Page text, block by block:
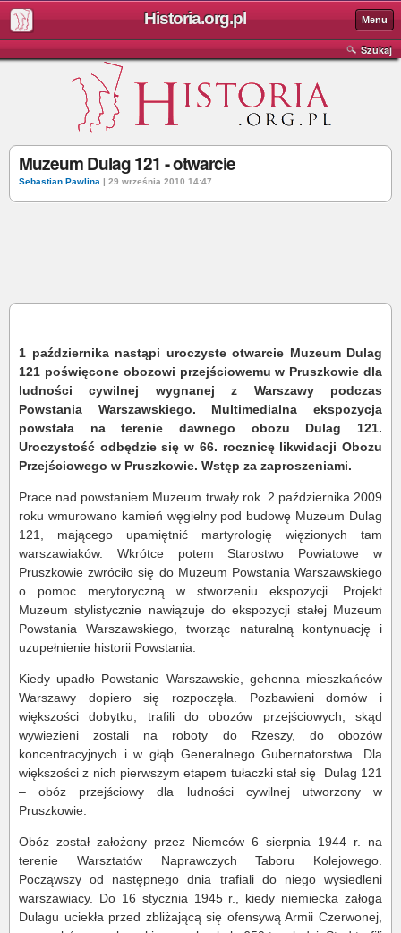
Historia.org.pl Menu
Szukaj
Muzeum Dulag 121 - otwarcie
Sebastian Pawlina | 29 września 2010 14:47
1 października nastąpi uroczyste otwarcie Muzeum Dulag
121 poświęcone obozowi przejściowemu w Pruszkowie dla
ludności cywilnej wygnanej z Warszawy podczas
Powstania Warszawskiego. Multimedialna ekspozycja
powstała na terenie dawnego obozu Dulag 121.
Uroczystość odbędzie się w 66. rocznicę likwidacji Obozu
Przejściowego w Pruszkowie. Wstęp za zaproszeniami.
Prace nad powstaniem Muzeum trwały rok. 2 października 2009
roku wmurowano kamień węgielny pod budowę Muzeum Dulag
121, mającego upamiętnić martyrologię więzionych tam
warszawiaków. Wkrótce potem Starostwo Powiatowe w
Pruszkowie zwróciło się do Muzeum Powstania Warszawskiego
o pomoc merytoryczną w stworzeniu ekspozycji. Projekt
Muzeum stylistycznie nawiązuje do ekspozycji stałej Muzeum
Powstania Warszawskiego, tworząc naturalną kontynuację i
uzupełnienie historii Powstania.
Kiedy upadło Powstanie Warszawskie, gehenna mieszkańców
Warszawy dopiero się rozpoczęła. Pozbawieni domów i
większości dobytku, trafili do obozów przejściowych, skąd
wywiezieni zostali na roboty do Rzeszy, do obozów
koncentracyjnych i w głąb Generalnego Gubernatorstwa. Dla
większości z nich pierwszym etapem tułaczki stał się Dulag 121
– obóz przejściowy dla ludności cywilnej utworzony w
Pruszkowie.
Obóz został założony przez Niemców 6 sierpnia 1944 r. na
terenie Warsztatów Naprawczych Taboru Kolejowego.
Począwszy od następnego dnia trafiali do niego wysiedleni
warszawiacy. Do 16 stycznia 1945 r., kiedy niemiecka załoga
Dulagu uciekła przed zbliżającą się ofensywą Armii Czerwonej,